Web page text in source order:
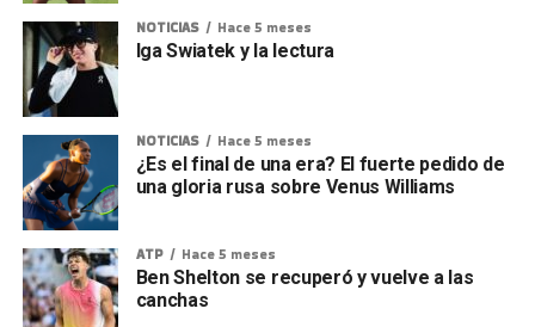
NOTICIAS Hace 5 meses
Iga Swiatek y la lectura
NOTICIAS Hace 5 meses
¿Es el final de una era? El fuerte pedido de
una gloria rusa sobre Venus Williams
ATP Hace 5 meses
Ben Shelton se recuperó y vuelve a las
canchas